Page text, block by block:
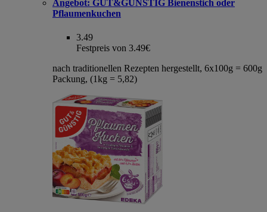
Angebot: GUT&GÜNSTIG Bienenstich oder
Pflaumenkuchen
3.49
Festpreis von 3.49€
nach traditionellen Rezepten hergestellt, 6x100g = 600g
Packung, (1kg = 5,82)